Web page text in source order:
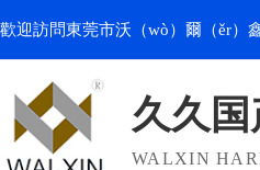
歡迎訪問東莞市沃（wò）爾（ěr）
久久
WALXIN